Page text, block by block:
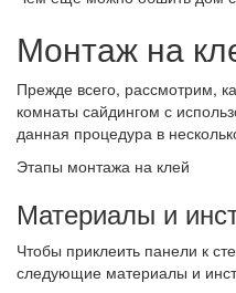
Монтаж на
Прежде всего, рассмотрим,
комнаты сайдингом с
данная процедура в
Этапы монтажа на клей
Материалы и
Чтобы приклеить панели к
следующие материалы и